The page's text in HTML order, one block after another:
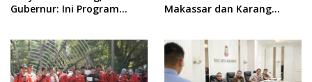
Gubernur: Ini Program
Makassar dan Karang